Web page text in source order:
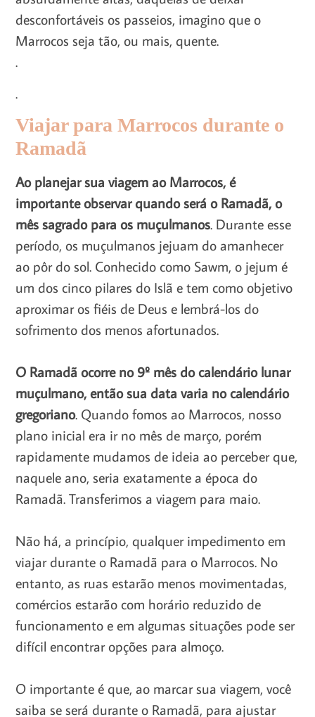
desconfortáveis os passeios, imagino que o
Marrocos seja tão, ou mais, quente.
.
.
Viajar para Marrocos durante o
Ramadã
Ao planejar sua viagem ao Marrocos, é
importante observar quando será o Ramadã, o
mês sagrado para os muçulmanos. Durante esse
período, os muçulmanos jejuam do amanhecer
ao pôr do sol. Conhecido como Sawm, o jejum é
um dos cinco pilares do Islã e tem como objetivo
aproximar os fiéis de Deus e lembrá-los do
sofrimento dos menos afortunados.
O Ramadã ocorre no 9º mês do calendário lunar
muçulmano, então sua data varia no calendário
gregoriano. Quando fomos ao Marrocos, nosso
plano inicial era ir no mês de março, porém
rapidamente mudamos de ideia ao perceber que,
naquele ano, seria exatamente a época do
Ramadã. Transferimos a viagem para maio.
Não há, a princípio, qualquer impedimento em
viajar durante o Ramadã para o Marrocos. No
entanto, as ruas estarão menos movimentadas,
comércios estarão com horário reduzido de
funcionamento e em algumas situações pode ser
difícil encontrar opções para almoço.
O importante é que, ao marcar sua viagem, você
saiba se será durante o Ramadã, para ajustar